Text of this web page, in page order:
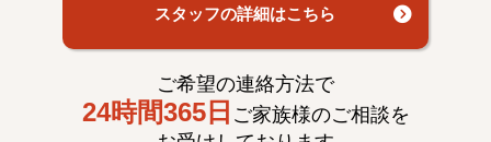
スタッフの詳細はこちら
ご希望の連絡方法で
24時間365日 ご家族様のご相談を